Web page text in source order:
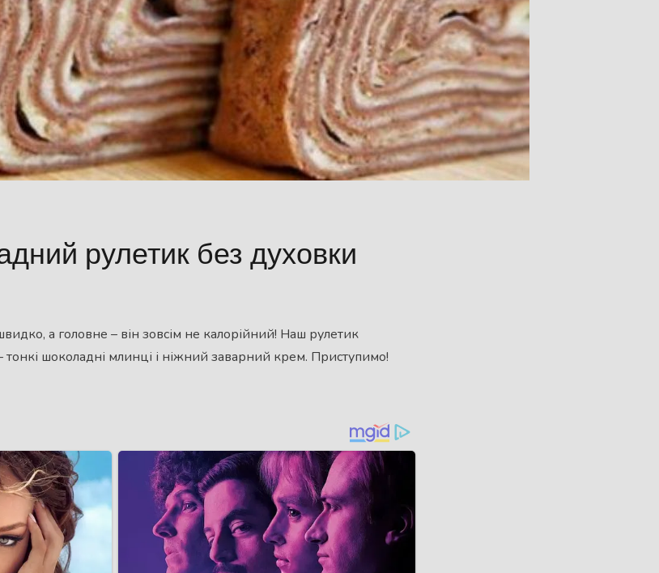
рулетик без духовки
а головне – він зовсім не калорійний! Наш рулетик
тонкі шоколадні млинці і ніжний заварний крем. Приступимо!